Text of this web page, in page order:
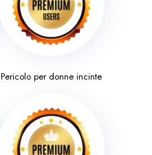
Pericolo per donne incinte